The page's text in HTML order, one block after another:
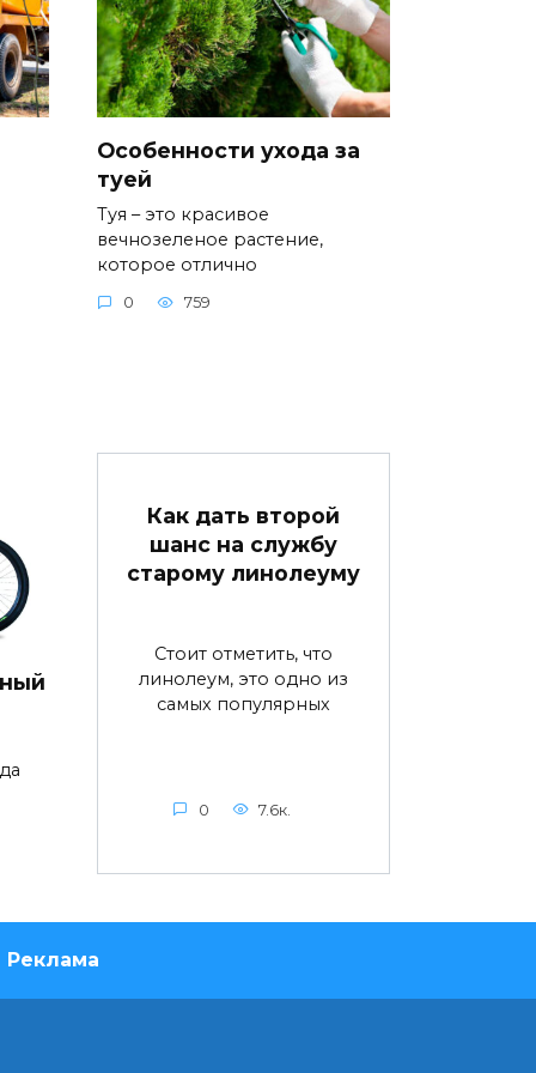
Особенности ухода за
туей
Туя – это красивое
вечнозеленое растение,
которое отлично
0 759
Как дать второй
шанс на службу
старому линолеуму
Стоит отметить, что
линолеум, это одно из
самых популярных
0 7.6к.
Реклама